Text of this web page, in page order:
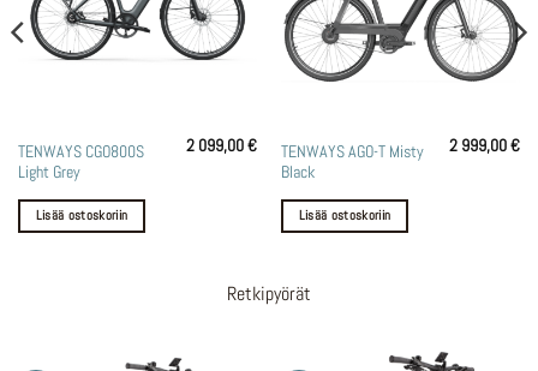
TENWAYS CGO800S
Light Grey
2 099,00€
Lisää ostoskoriin
TENWAYS AGO-T Misty
Black
2 999,00€
Lisää ostoskoriin
Retkipyörät